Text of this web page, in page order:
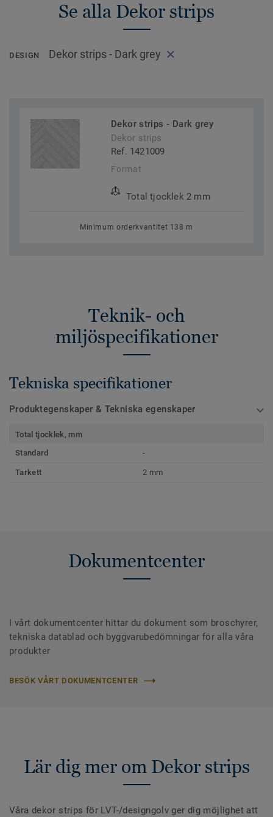
Se alla Dekor strips
DESIGN Dekor strips - Dark grey
Dekor strips - Dark grey
Dekor strips
Ref. 1421009
Format
Total tjocklek 2 mm
Minimum orderkvantitet 138 m
Teknik- och
miljöspecifikationer
Tekniska specifikationer
Produktegenskaper & Tekniska egenskaper
Total tjocklek, mm
Standard
-
Tarkett 2 mm
Dokumentcenter
I vårt dokumentcenter hittar du dokument som broschyrer,
tekniska datablad och byggvarubedömningar för alla våra
produkter
BESÖK VÅRT DOKUMENTCENTER
Lär dig mer om Dekor strips
Våra dekor strips för LVT-/designgolv ger dig möjlighet att